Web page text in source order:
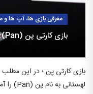
معرفی بازی ها، آپ ها و
بازی کارتی پن (Pan): آموزش کامل بازی ورق لهستانی
بازی کارتی پن ؛ در این
لهستانی به نام پن (Pan) را آموزش دهیم. آخرین بازیکنی که…